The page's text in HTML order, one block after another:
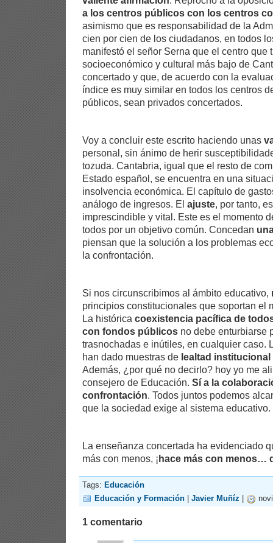
a los centros públicos con los centros
asimismo que es responsabilidad de la
cien por cien de los ciudadanos, en todos
manifestó el señor Serna que el centro que
socioeconómico y cultural más bajo de
concertado y que, de acuerdo con la
índice es muy similar en todos los centros
públicos, sean privados concertados.
Voy a concluir este escrito haciendo unas
personal, sin ánimo de herir
tozuda. Cantabria, igual que el resto de
Estado español, se encuentra en una
insolvencia económica. El capítulo de
análogo de ingresos. El ajuste, por tanto,
imprescindible y vital. Este es el momento
todos por un objetivo común. Concedan
piensan que la solución a los problemas
la confrontación.
Si nos circunscribimos al ámbito educativo,
principios constitucionales que soportan el
La histórica coexistencia pacífica de
con fondos públicos no debe enturbiarse
trasnochadas e inútiles, en cualquier caso.
han dado muestras de lealtad institucional
Además, ¿por qué no decirlo? hoy yo me
consejero de Educación. Sí a la
confrontación. Todos juntos podemos
que la sociedad exige al sistema educativo.
La enseñanza concertada ha evidenciado
más con menos, ¡hace más con menos…
Tags: Educación
Educación y Formación
Javier Muñíz
1 comentario